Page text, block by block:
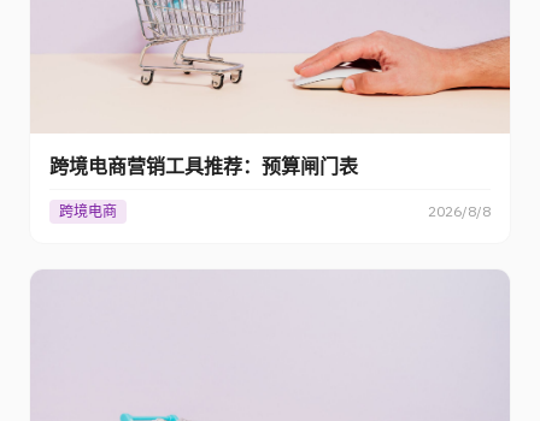
跨境电商营销工具推荐：预算闸门表
跨境电商 2026/8/8